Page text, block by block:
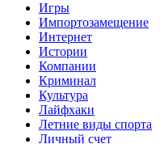
Игры
Импортозамещение
Интернет
Истории
Компании
Криминал
Культура
Лайфхаки
Летние виды спорта
Личный счет